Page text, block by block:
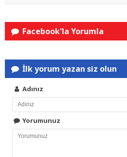
Facebook'la Yorumla
İlk yorum yazan siz olun
Adınız
Yorumunuz